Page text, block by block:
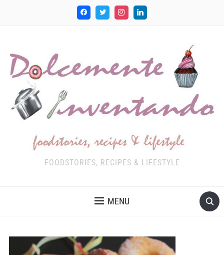
FOODSTORIES, RECIPES & LIFESTYLE
MENU